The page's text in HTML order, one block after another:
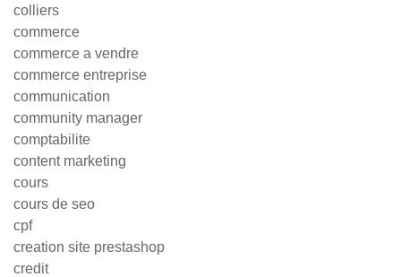
colliers
commerce
commerce a vendre
commerce entreprise
communication
community manager
comptabilite
content marketing
cours
cours de seo
cpf
creation site prestashop
credit